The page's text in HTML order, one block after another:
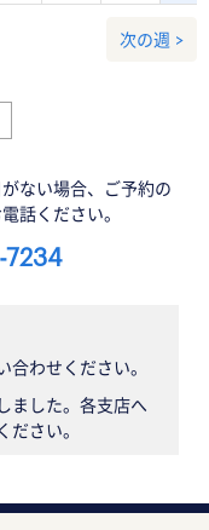
次の週 >
ない場合、ご予約の
話ください。
7234
わせください。
ました。各支店へ
さい。